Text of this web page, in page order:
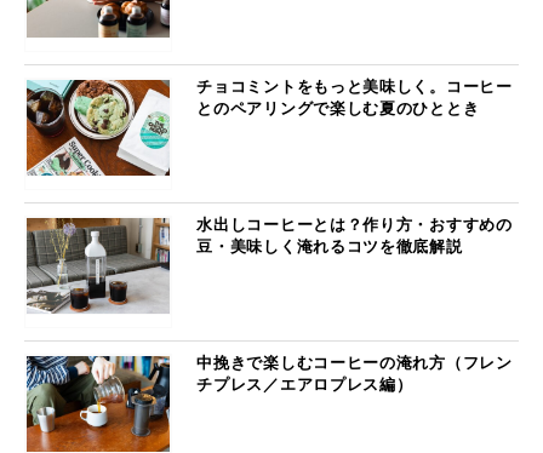
チョコミントをもっと美味しく。コーヒー
とのペアリングで楽しむ夏のひととき
水出しコーヒーとは？作り方・おすすめの
豆・美味しく淹れるコツを徹底解説
中挽きで楽しむコーヒーの淹れ方（フレン
チプレス／エアロプレス編）